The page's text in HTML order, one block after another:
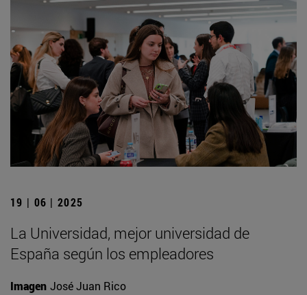
19 | 06 | 2025
La Universidad, mejor universidad de
España según los empleadores
Imagen José Juan Rico